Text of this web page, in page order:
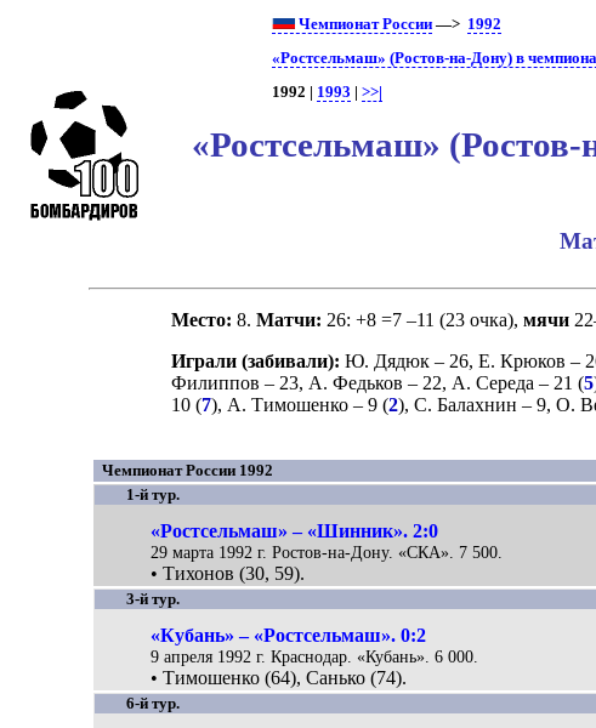
Чемпионат России —> 1992
«Ростсельмаш» (Ростов-на-Дону) в
1992 | 1993 |>>|
«Ростсельмаш»
Место: 8. Матчи: 26: +8 =7 –11 (23 очка), мячи
Играли (забивали): Ю. Дядюк– 26, Е. Крюков –
Филиппов – 23, А. Федьков – 22, А. Середа – 21 (5
10 (7), А. Тимошенко– 9 (2), С. Балахнин – 9, О.
Чемпионат России 1992
1-й тур.
«Ростсельмаш» – «Шинник». 2:0
29 марта 1992 г. Ростов-на-Дону. «СКА». 7 500.
• Тихонов (30, 59).
3-й тур.
«Кубань» – «Ростсельмаш». 0:2
9 апреля 1992 г. Краснодар. «Кубань». 6 000.
• Тимошенко (64), Санько (74).
6-й тур.